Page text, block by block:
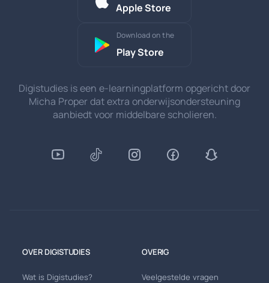
Apple Store
Download on the
Play Store
Digistudies is een e-learningplatform opgericht door
Micha Proper dat extra onderwijsondersteuning
aanbiedt voor middelbare scholieren.
OVER DIGISTUDIES
Wat is Digistudies?
OVERIG
Veelgestelde vragen